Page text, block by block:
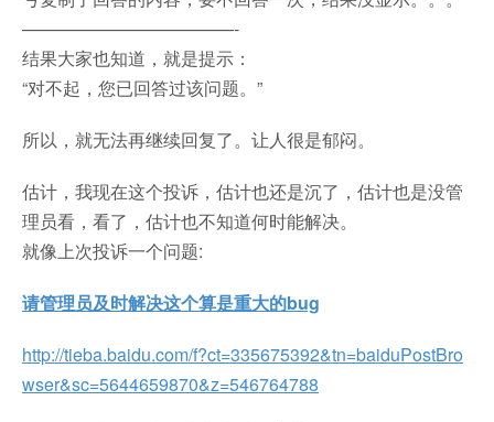
————————————-
结果大家也知道，就是提示：
“对不起，您已回答过该问题。”
所以，就无法再继续回复了。让人很是郁闷。
估计，我现在这个投诉，估计也还是沉了，估计也是没管
理员看，看了，估计也不知道何时能解决。
就像上次投诉一个问题:
请管理员及时解决这个算是重大的bug
http://tieba.baidu.com/f?ct=335675392&tn=baiduPostBro
wser&sc=5644659870&z=546764788